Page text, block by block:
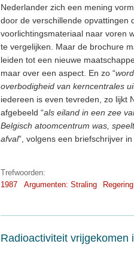
Nederlander zich een mening
door de verschillende opvattingen
voorlichtingsmateriaal naar voren
te vergelijken. Maar de brochure
leiden tot een nieuwe
maar over een aspect. En zo “
overbodigheid van kerncentrales
iedereen is even tevreden, zo lijkt
afgebeeld “als eiland in een zee
Belgisch atoomcentrum was,
afval”, volgens een briefschrijver in
Trefwoorden:
1987
Argumenten: Straling
Radioactiviteit vrijgekomen